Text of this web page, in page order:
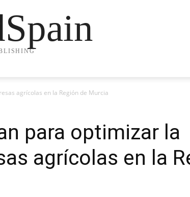
agrícolas en la Región de Murcia
para optimizar la
agrícolas en la